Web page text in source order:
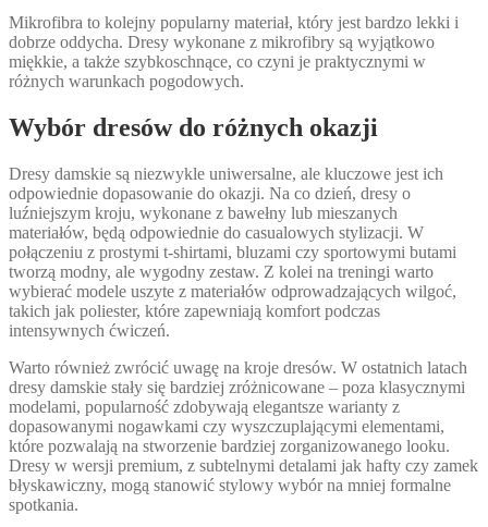
Mikrofibra to kolejny popularny materiał, który jest bardzo lekki i
dobrze oddycha. Dresy wykonane z mikrofibry są wyjątkowo
miękkie, a także szybkoschnące, co czyni je praktycznymi w
różnych warunkach pogodowych.
Wybór dresów do różnych okazji
Dresy damskie są niezwykle uniwersalne, ale kluczowe jest ich
odpowiednie dopasowanie do okazji. Na co dzień, dresy o
luźniejszym kroju, wykonane z bawełny lub mieszanych
materiałów, będą odpowiednie do casualowych stylizacji. W
połączeniu z prostymi t-shirtami, bluzami czy sportowymi butami
tworzą modny, ale wygodny zestaw. Z kolei na treningi warto
wybierać modele uszyte z materiałów odprowadzających wilgoć,
takich jak poliester, które zapewniają komfort podczas
intensywnych ćwiczeń.
Warto również zwrócić uwagę na kroje dresów. W ostatnich latach
dresy damskie stały się bardziej zróżnicowane – poza klasycznymi
modelami, popularność zdobywają elegantsze warianty z
dopasowanymi nogawkami czy wyszczuplającymi elementami,
które pozwalają na stworzenie bardziej zorganizowanego looku.
Dresy w wersji premium, z subtelnymi detalami jak hafty czy zamek
błyskawiczny, mogą stanowić stylowy wybór na mniej formalne
spotkania.